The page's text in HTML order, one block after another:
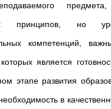
принципов, но
компетенций,
является
этапе развития
в